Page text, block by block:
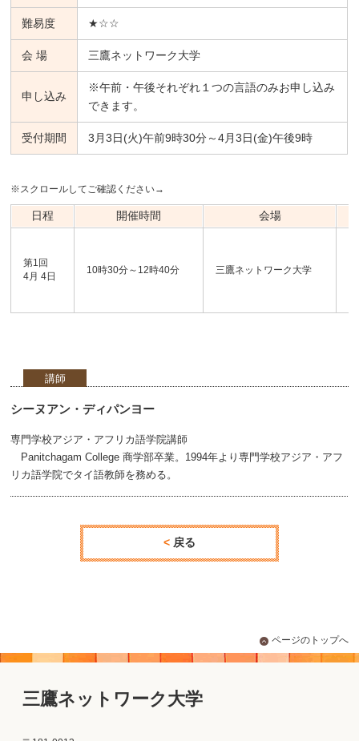
難易度 ★☆☆
会 場 三鷹ネットワーク大学
申し込み
※午前・午後それぞれ１つの言語のみお申し込み
できます。
受付期間 3月3日(火)午前9時30分～4月3日(金)午後9時
※スクロールしてご確認ください→
日程 開催時間 会場
第1回
4月 4日
10時30分～12時40分 三鷹ネットワーク大学
講師
シーヌアン・ディパンヨー
専門学校アジア・アフリカ語学院講師
Panitchagam College 商学部卒業。1994年より専門学校アジア・アフ
リカ語学院でタイ語教師を務める。
戻る
ページのトップへ
三鷹ネットワーク大学